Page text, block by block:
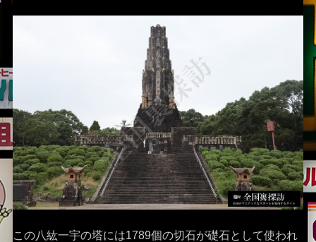
この八紘一宇の塔には1789個の切石が礎石として使われ